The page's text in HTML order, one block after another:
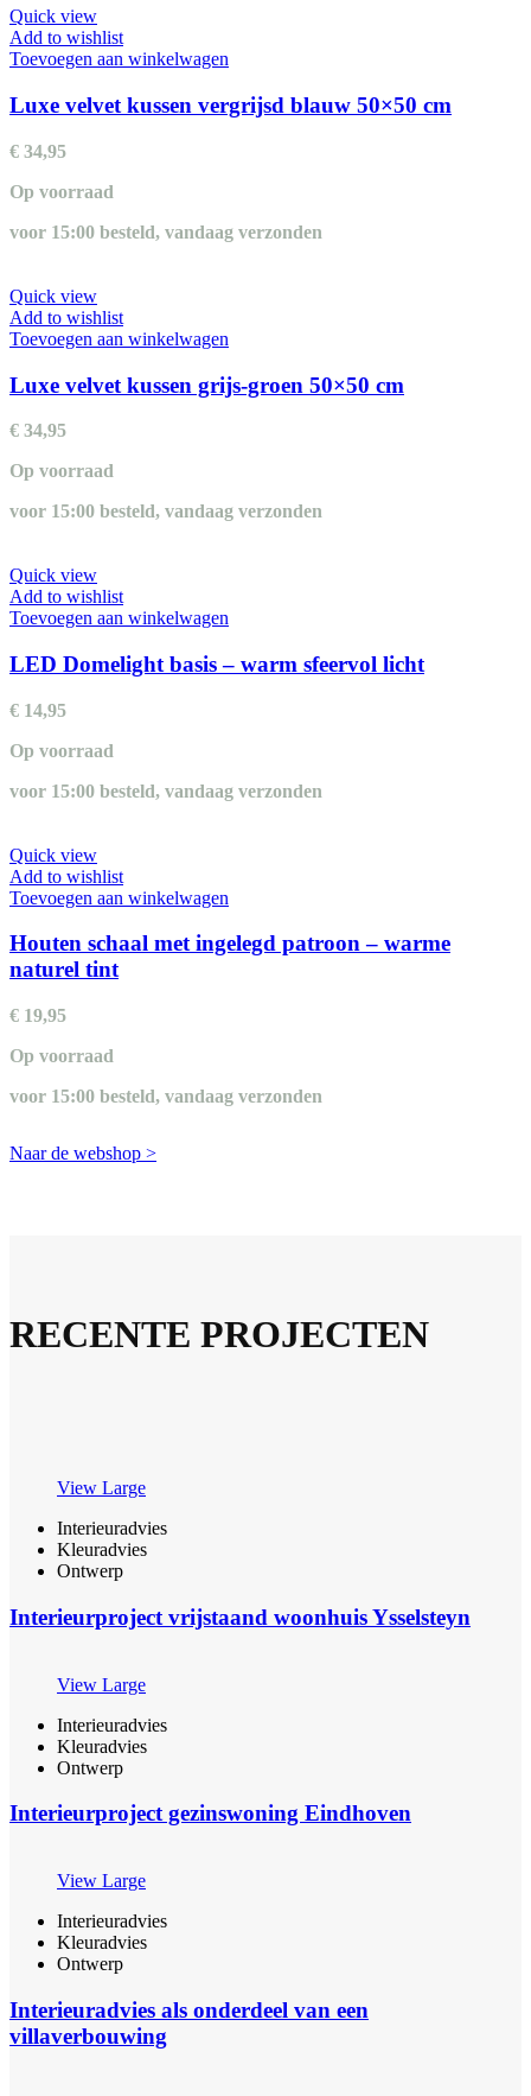
Quick view
Add to wishlist
Toevoegen aan winkelwagen
Luxe velvet kussen vergrijsd blauw 50×50 cm
€ 34,95
Op voorraad
voor 15:00 besteld, vandaag verzonden
Quick view
Add to wishlist
Toevoegen aan winkelwagen
Luxe velvet kussen grijs-groen 50×50 cm
€ 34,95
Op voorraad
voor 15:00 besteld, vandaag verzonden
Quick view
Add to wishlist
Toevoegen aan winkelwagen
LED Domelight basis – warm sfeervol licht
€ 14,95
Op voorraad
voor 15:00 besteld, vandaag verzonden
Quick view
Add to wishlist
Toevoegen aan winkelwagen
Houten schaal met ingelegd patroon – warme
naturel tint
€ 19,95
Op voorraad
voor 15:00 besteld, vandaag verzonden
Naar de webshop >
RECENTE PROJECTEN
View Large
Interieuradvies
Kleuradvies
Ontwerp
Interieurproject vrijstaand woonhuis Ysselsteyn
View Large
Interieuradvies
Kleuradvies
Ontwerp
Interieurproject gezinswoning Eindhoven
View Large
Interieuradvies
Kleuradvies
Ontwerp
Interieuradvies als onderdeel van een
villaverbouwing